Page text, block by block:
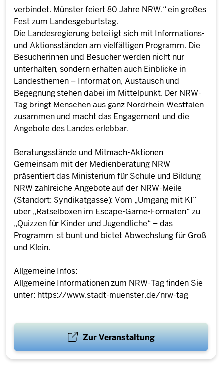
verbindet. Münster feiert 80 Jahre NRW.“ ein großes
Fest zum Landesgeburtstag.
Die Landesregierung beteiligt sich mit Informations-
und Aktionsständen am vielfältigen Programm. Die
Besucherinnen und Besucher werden nicht nur
unterhalten, sondern erhalten auch Einblicke in
Landesthemen – Information, Austausch und
Begegnung stehen dabei im Mittelpunkt. Der NRW-
Tag bringt Menschen aus ganz Nordrhein-Westfalen
zusammen und macht das Engagement und die
Angebote des Landes erlebbar.
Beratungsstände und Mitmach-Aktionen
Gemeinsam mit der Medienberatung NRW
präsentiert das Ministerium für Schule und Bildung
NRW zahlreiche Angebote auf der NRW-Meile
(Standort: Syndikatgasse): Vom „Umgang mit KI“
über „Rätselboxen im Escape-Game-Formaten“ zu
„Quizzen für Kinder und Jugendliche“ – das
Programm ist bunt und bietet Abwechslung für Groß
und Klein.
Allgemeine Infos:
Allgemeine Informationen zum NRW-Tag finden Sie
unter: https://www.stadt-muenster.de/nrw-tag
Zur Veranstaltung